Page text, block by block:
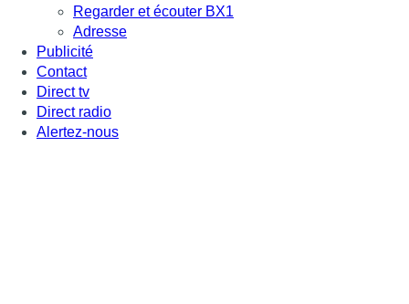
Regarder et écouter BX1
Adresse
Publicité
Contact
Direct tv
Direct radio
Alertez-nous